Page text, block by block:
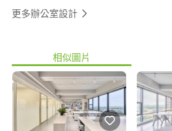
更多辦公室設計
相似圖片